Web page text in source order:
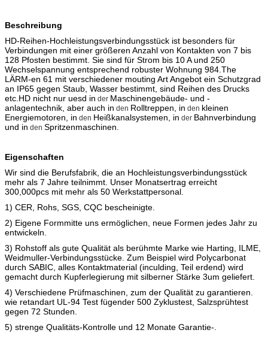
Beschreibung
HD-Reihen-Hochleistungsverbindungsstück ist besonders für
Verbindungen mit einer größeren Anzahl von Kontakten von 7 bis
128 Pfosten bestimmt. Sie sind für Strom bis 10 A und 250
Wechselspannung entsprechend robuster Wohnung 984.The
LÄRM-en 61 mit verschiedener mouting Art Angebot ein Schutzgrad
an IP65 gegen Staub, Wasser bestimmt sind Reihen des Drucks
etc.HD nicht nur uesd in der Maschinengebäude- und -
anlagentechnik, aber auch in den Rolltreppen, in den kleinen
Energiemotoren, in den Heißkanalsystemen, in der Bahnverbindung
und in den Spritzenmaschinen.
Eigenschaften
Wir sind die Berufsfabrik, die an Hochleistungsverbindungsstück
mehr als 7 Jahre teilnimmt. Unser Monatsertrag erreicht
300,000pcs mit mehr als 50 Werkstattpersonal.
1) CER, Rohs, SGS, CQC bescheinigte.
2) Eigene Formmitte uns ermöglichen, neue Formen jedes Jahr zu
entwickeln.
3) Rohstoff als gute Qualität als berühmte Marke wie Harting, ILME,
Weidmuller-Verbindungsstücke. Zum Beispiel wird Polycarbonat
durch SABIC, alles Kontaktmaterial (inculding, Teil erdend) wird
gemacht durch Kupferlegierung mit silberner Stärke 3um geliefert.
4) Verschiedene Prüfmaschinen, zum der Qualität zu garantieren.
wie retandart UL-94 Test fügender 500 Zyklustest, Salzsprühtest
gegen 72 Stunden.
5) strenge Qualitäts-Kontrolle und 12 Monate Garantie-.